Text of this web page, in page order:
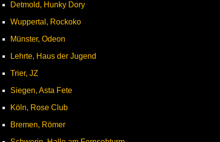
Detmold, Hunky Dory
Wuppertal, Rockoko
Münster, Odeon
Lehrte, Haus der Jugend
Trier, JZ
Siegen, Asta Fete
Köln, Rose Club
Bremen, Römer